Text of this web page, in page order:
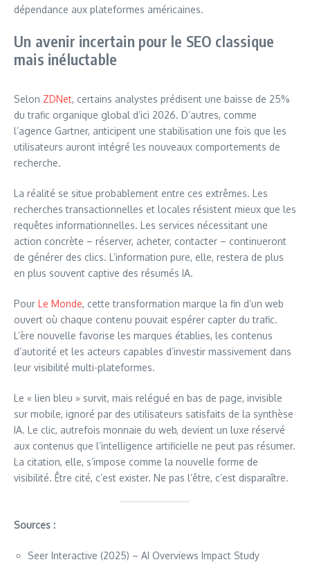
dépendance aux plateformes américaines.
Un avenir incertain pour le SEO classique
mais inéluctable
Selon ZDNet, certains analystes prédisent une baisse de 25%
du trafic organique global d’ici 2026. D’autres, comme
l’agence Gartner, anticipent une stabilisation une fois que les
utilisateurs auront intégré les nouveaux comportements de
recherche.
La réalité se situe probablement entre ces extrêmes. Les
recherches transactionnelles et locales résistent mieux que les
requêtes informationnelles. Les services nécessitant une
action concrète – réserver, acheter, contacter – continueront
de générer des clics. L’information pure, elle, restera de plus
en plus souvent captive des résumés IA.
Pour Le Monde, cette transformation marque la fin d’un web
ouvert où chaque contenu pouvait espérer capter du trafic.
L’ère nouvelle favorise les marques établies, les contenus
d’autorité et les acteurs capables d’investir massivement dans
leur visibilité multi-plateformes.
Le « lien bleu » survit, mais relégué en bas de page, invisible
sur mobile, ignoré par des utilisateurs satisfaits de la synthèse
IA. Le clic, autrefois monnaie du web, devient un luxe réservé
aux contenus que l’intelligence artificielle ne peut pas résumer.
La citation, elle, s’impose comme la nouvelle forme de
visibilité. Être cité, c’est exister. Ne pas l’être, c’est disparaître.
Sources :
Seer Interactive (2025) – AI Overviews Impact Study